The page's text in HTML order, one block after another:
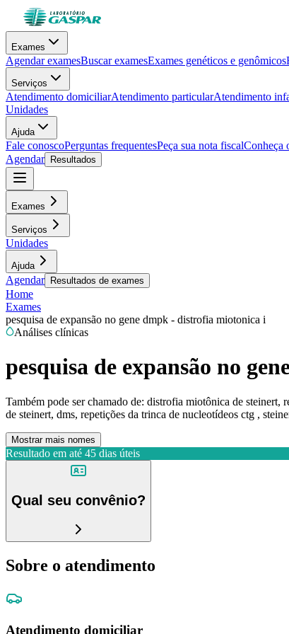
Exames
Agendar examesBuscar examesExames genéticos e genômicos
Serviços
Atendimento domiciliarAtendimento particularAtendimento
Unidades
Ajuda
Fale conoscoPerguntas frequentesPeça sua nota fiscalConheça
Agendar
Resultados
Exames
Serviços
Unidades
Ajuda
Agendar Resultados de exames
Home
Exames
pesquisa de expansão no gene dmpk - distrofia miotonica i
Análises clínicas
pesquisa de expansão no
Também pode ser chamado de: distrofia miotônica de steinert,
de steinert, dms, repetições da trinca de nucleotídeos ctg ,
Mostrar mais nomes
Resultado em até 45 dias úteis
Qual seu convênio?
Sobre o atendimento
Atendimento domiciliar